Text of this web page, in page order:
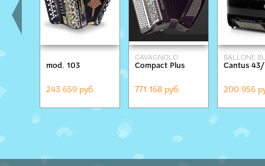
mod. 103
243 659 руб.
СAVAGNOLO
Compact Plus
771 168 руб.
BALLONE
Сantus 43/
200 956